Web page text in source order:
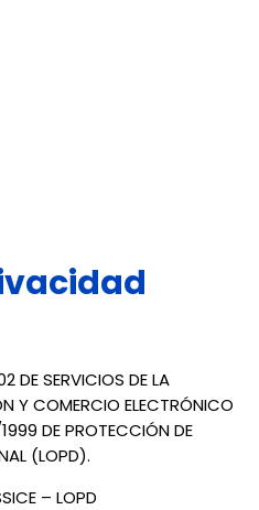
DE SERVICIOS DE LA
Y COMERCIO ELECTRÓNICO
DE PROTECCIÓN DE
(LOPD).
– LOPD